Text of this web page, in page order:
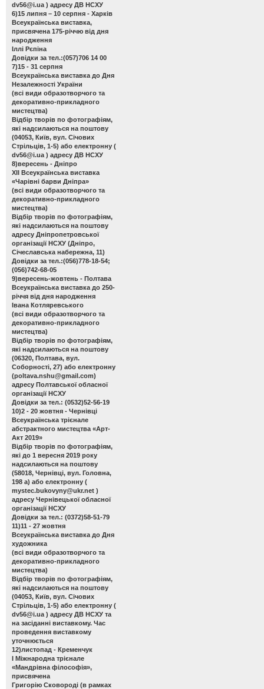
dv56@i.ua ) адресу ДВ НСХУ
6)15 липня – 10 серпня - Харків
Всеукраїнська виставка,
присвячена 175-річчю від дня
народження
Іллі Рєпіна
Довідки за тел.:(057)706 14 00
7)15 - 31 серпня
Всеукраїнська виставка до Дня
Незалежності України
(всі види образотворчого та
декоративно-прикладного
мистецтва)
Відбір творів по фотографіям,
які надсилаються на поштову
(04053, Київ, вул. Січових
Стрільців, 1-5) або електронну (
dv56@i.ua ) адресу ДВ НСХУ
8)вересень - Дніпро
ХІІ Всеукраїнська виставка
«Чарівні барви Дніпра»
(всі види образотворчого та
декоративно-прикладного
мистецтва)
Відбір творів по фотографіям,
які надсилаються на поштову
адресу Дніпропетровської
організації НСХУ (Дніпро,
Січеславська набережна, 11)
Довідки за тел.:(056)778-18-54;
(056)742-68-05
9)вересень-жовтень - Полтава
Всеукраїнська виставка до 250-
річчя від дня народження
Івана Котляревського
(всі види образотворчого та
декоративно-прикладного
мистецтва)
Відбір творів по фотографіям,
які надсилаються на поштову
(06320, Полтава, вул.
Соборності, 27) або електронну
(poltava.nshu@gmail.com)
адресу Полтавської обласної
організації НСХУ
Довідки за тел.: (0532)52-56-19
10)2 - 20 жовтня - Чернівці
Всеукраїнська трієнале
абстрактного мистецтва «Арт-
Акт 2019»
Відбір творів по фотографіям,
які до 1 вересня 2019 року
надсилаються на поштову
(58018, Чернівці, вул. Головна,
198 а) або електронну (
mystec.bukovyny@ukr.net )
адресу Чернівецької обласної
організації НСХУ
Довідки за тел.: (0372)58-51-79
11)11 - 27 жовтня
Всеукраїнська виставка до Дня
художника
(всі види образотворчого та
декоративно-прикладного
мистецтва)
Відбір творів по фотографіям,
які надсилаються на поштову
(04053, Київ, вул. Січових
Стрільців, 1-5) або електронну (
dv56@i.ua ) адресу ДВ НСХУ та
на засіданні виставкому. Час
проведення виставкому
уточнюється
12)листопад - Кременчук
І Міжнародна трієнале
«Мандрівна філософія»,
присвячена
Григорію Сковороді (в рамках